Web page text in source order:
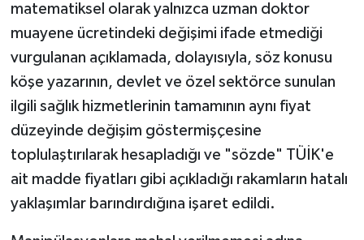
matematiksel olarak yalnızca uzman doktor
muayene ücretindeki değişimi ifade etmediği
vurgulanan açıklamada, dolayısıyla, söz konusu
köşe yazarının, devlet ve özel sektörce sunulan
ilgili sağlık hizmetlerinin tamamının aynı fiyat
düzeyinde değişim göstermişçesine
toplulaştırılarak hesapladığı ve "sözde" TÜİK'e
ait madde fiyatları gibi açıkladığı rakamların hatalı
yaklaşımlar barındırdığına işaret edildi.
Şırnak Müftülüğü
Tekirdağ Müftülüğü
Tokat Müftülüğü
Trabzon Müftülüğü
Tunceli Müftülüğü